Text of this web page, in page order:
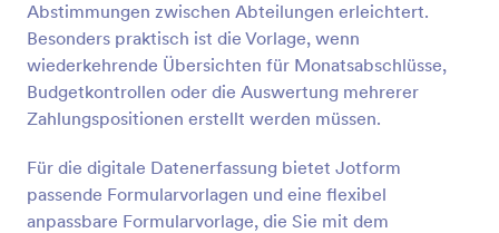
Abstimmungen zwischen Abteilungen erleichtert.
Besonders praktisch ist die Vorlage, wenn
wiederkehrende Übersichten für Monatsabschlüsse,
Budgetkontrollen oder die Auswertung mehrerer
Zahlungspositionen erstellt werden müssen.
Für die digitale Datenerfassung bietet Jotform
passende Formularvorlagen und eine flexibel
anpassbare Formularvorlage, die Sie mit dem